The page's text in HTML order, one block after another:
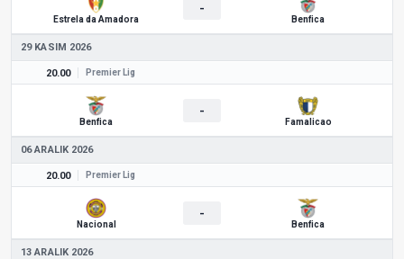
Estrela da Amadora
-
Benfica
29 KASIM 2026
20.00 Premier Lig
Benfica
-
Famalicao
06 ARALIK 2026
20.00 Premier Lig
Nacional
-
Benfica
13 ARALIK 2026